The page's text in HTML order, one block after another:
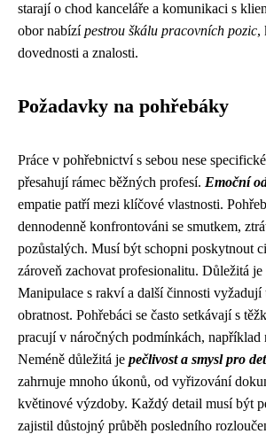
starají o chod kanceláře a komunikaci s
obor nabízípestrou škálu pracovních pozic,
dovednosti a znalosti.
Požadavky na pohřebáky
Práce v pohřebnictví s sebou nese
přesahují rámec běžných profesí. Emoční
empatie patří mezi klíčové vlastnosti.
dennodenně konfrontováni se smutkem,
pozůstalých. Musí být schopni poskytnout
zároveň zachovat profesionalitu. Důležitá je
Manipulace s rakví a další činnosti vyžadují
obratnost. Pohřebáci se často setkávají s
pracují v náročných podmínkách, například
Neméně důležitá je pečlivost a smysl pro
zahrnuje mnoho úkonů, od vyřizování
květinové výzdoby. Každý detail musí být
zajistil důstojný průběh posledního